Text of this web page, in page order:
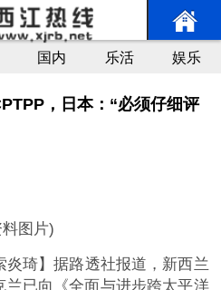
国内 乐活 娱乐
，日本：“必须仔细评
图片)
炎琦】据路透社报道，新西兰
已向《全面与进步跨太平洋